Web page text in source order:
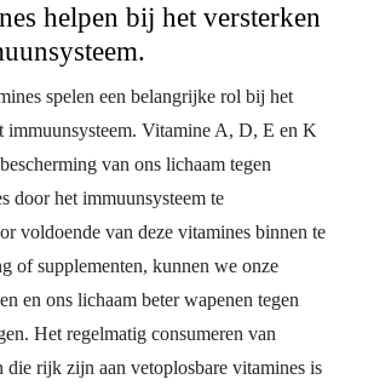
helpen bij het versterken
spelen een belangrijke rol bij het
immuunsysteem. Vitamine A, D, E en K
van ons lichaam tegen
door het immuunsysteem te
voldoende van deze vitamines binnen te
of supplementen, kunnen we onze
en ons lichaam beter wapenen tegen
Het regelmatig consumeren van
die rijk zijn aan vetoplosbare vitamines is